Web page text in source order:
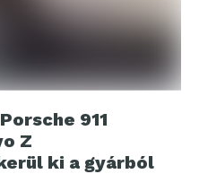
911
Z
ki a gyárból